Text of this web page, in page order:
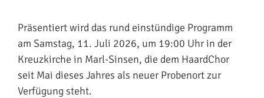
Präsentiert wird das rund einstündige Programm
am Samstag, 11. Juli 2026, um 19:00 Uhr in der
Kreuzkirche in Marl-Sinsen, die dem HaardChor
seit Mai dieses Jahres als neuer Probenort zur
Verfügung steht.